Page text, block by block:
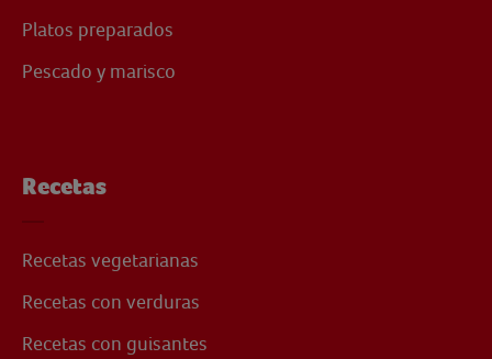
Platos preparados
Pescado y marisco
Recetas
Recetas vegetarianas
Recetas con verduras
Recetas con guisantes